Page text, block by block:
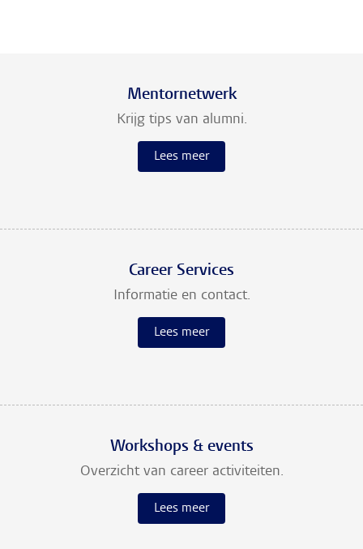
Mentornetwerk
Krijg tips van alumni.
Lees meer
Career Services
Informatie en contact.
Lees meer
Workshops & events
Overzicht van career activiteiten.
Lees meer